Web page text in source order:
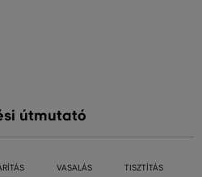
útmutató
VASALÁS TISZTÍTÁS